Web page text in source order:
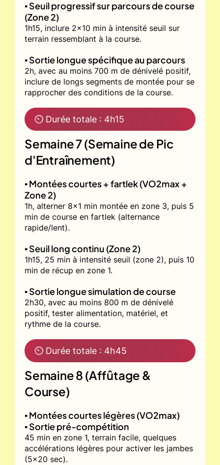
▪️ Seuil progressif sur parcours de course
(Zone 2)
1h15, inclure 2x10 min à intensité seuil sur
terrain ressemblant à la course.
▪️ Sortie longue spécifique au parcours
2h, avec au moins 700 m de dénivelé positif,
inclure de longs segments de montée pour se
rapprocher des conditions de la course.
⏲ Durée totale : 4h15
Semaine 7 (Semaine de Pic
d'Entraînement)
▪️ Montées courtes + fartlek (VO2max +
Zone 2)
1h, alterner 8x1 min montée en zone 3, puis 5
min de course en fartlek (alternance
rapide/lent).
▪️ Seuil long continu (Zone 2)
1h15, 25 min à intensité seuil (zone 2), puis 10
min de récup en zone 1.
▪️ Sortie longue simulation de course
2h30, avec au moins 800 m de dénivelé
positif, tester alimentation, matériel, et
rythme de la course.
⏲ Durée totale : 4h45
Semaine 8 (Affûtage &
Course)
▪️ Montées courtes légères (VO2max)
▪️ Sortie pré-compétition
45 min en zone 1, terrain facile, quelques
accélérations légères pour activer les jambes
(5x20 sec).